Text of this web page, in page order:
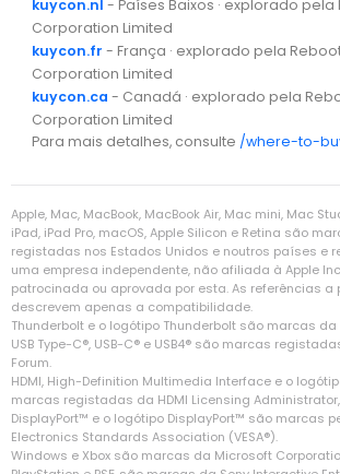
kuycon.nl - Países Baixos · explorado
Corporation Limited
kuycon.fr - França · explorado pela
Corporation Limited
kuycon.ca - Canadá · explorado pela
Corporation Limited
Para mais detalhes, consulte /where-to-
Apple, Mac, MacBook, MacBook Air, Mac mini, Mac
iPad, iPad Pro, macOS, Apple Silicon e Retina são
registadas nos Estados Unidos e noutros países e
uma empresa independente, não afiliada à Apple
patrocinada ou aprovada por esta. As referências a
descrevem apenas a compatibilidade.
Thunderbolt e o logótipo Thunderbolt são marcas da
USB Type-C®, USB-C® e USB4® são marcas
Forum.
HDMI, High-Definition Multimedia Interface e o
marcas registadas da HDMI Licensing
DisplayPort™ e o logótipo DisplayPort™ são marcas
Electronics Standards Association (VESA®).
Windows e Xbox são marcas da Microsoft